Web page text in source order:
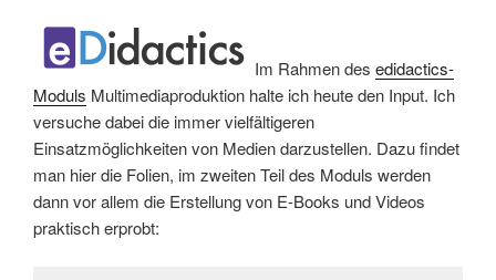
Im Rahmen des edidactics-
Moduls Multimediaproduktion halte ich heute den Input. Ich
versuche dabei die immer vielfältigeren
Einsatzmöglichkeiten von Medien darzustellen. Dazu findet
man hier die Folien, im zweiten Teil des Moduls werden
dann vor allem die Erstellung von E-Books und Videos
praktisch erprobt: